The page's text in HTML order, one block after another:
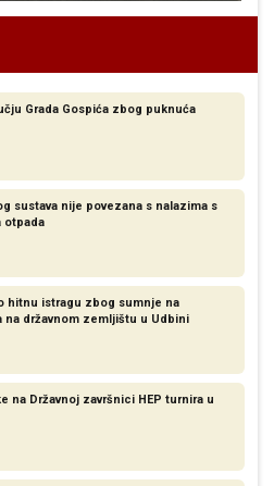
Grada Gospića zbog puknuća
sustava nije povezana s nalazima s
otpada
hitnu istragu zbog sumnje na
državnom zemljištu u Udbini
na Državnoj završnici HEP turnira u